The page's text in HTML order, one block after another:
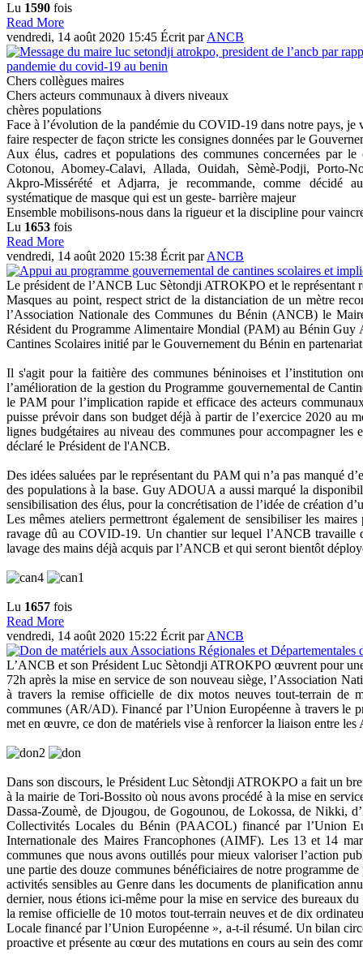
Lu 1590 fois
Read More
vendredi, 14 août 2020 15:45 Écrit parANCB
Chers collègues maires
Chers acteurs communaux à divers niveaux
chères populations
Face à l’évolution de la pandémie du COVID-19 dans notre pays, je
faire respecter de façon stricte les consignes données par le
Aux élus, cadres et populations des communes concernées par
Cotonou, Abomey-Calavi, Allada, Ouidah, Sèmè-Podji, Porto-
Akpro-Missérété et Adjarra, je recommande, comme décidé
systématique de masque qui est un geste- barrière majeur
Ensemble mobilisons-nous dans la rigueur et la discipline pour
Lu 1653 fois
Read More
vendredi, 14 août 2020 15:38 Écrit parANCB
Le président de l’ANCB Luc Sètondji ATROKPO et le représentant
Masques au point, respect strict de la distanciation de un mètre
l’Association Nationale des Communes du Bénin (ANCB) le
Résident du Programme Alimentaire Mondial (PAM) au Bénin
Cantines Scolaires initié par le Gouvernement du Bénin en
Il s'agit pour la faitière des communes béninoises et l’institution
l’amélioration de la gestion du Programme gouvernemental de
le PAM pour l’implication rapide et efficace des acteurs
puisse prévoir dans son budget déjà à partir de l’exercice 2020 au
lignes budgétaires au niveau des communes pour accompagner
déclaré le Président de l'ANCB.
Des idées saluées par le représentant du PAM qui n’a pas manqué
des populations à la base. Guy ADOUA a aussi marqué la
sensibilisation des élus, pour la concrétisation de l’idée de création
Les mêmes ateliers permettront également de sensibiliser les
ravage dû au COVID-19. Un chantier sur lequel l’ANCB
lavage des mains déjà acquis par l’ANCB et qui seront bientôt
Lu 1657 fois
Read More
vendredi, 14 août 2020 15:22 Écrit parANCB
L’ANCB et son Président Luc Sètondji ATROKPO œuvrent pour
72h après la mise en service de son nouveau siège, l’Association
à travers la remise officielle de dix motos neuves tout-terrain de
communes (AR/AD). Financé par l’Union Européenne à travers
met en œuvre, ce don de matériels vise à renforcer la liaison entre
Dans son discours, le Président Luc Sètondji ATROKPO a fait un
à la mairie de Tori-Bossito où nous avons procédé à la mise en
Dassa-Zoumè, de Djougou, de Gogounou, de Lokossa, de Nikki,
Collectivités Locales du Bénin (PAACOL) financé par l’Union
Internationale des Maires Francophones (AIMF). Les 13 et 14
communes que nous avons outillés pour mieux valoriser l’action
une partie des douze communes bénéficiaires de notre programme
activités sensibles au Genre dans les documents de planification
dernier, nous étions ici-même pour la mise en service des bureaux
la remise officielle de 10 motos tout-terrain neuves et de dix
Locale financé par l’Union Européenne », a-t-il résumé. Un bilan
proactive et présente au cœur des mutations en cours au sein des